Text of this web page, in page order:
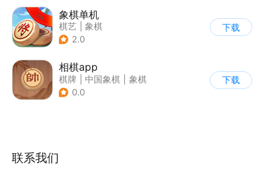
象棋单机
棋艺
象棋
2.0
下载
相棋app
棋牌 中国象棋
象棋
0.0
下载
联系我们